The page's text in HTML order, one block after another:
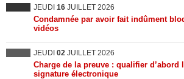
JEUDI 16 JUILLET 2026
Condamnée par avoir fait indûment
vidéos
JEUDI 02 JUILLET 2026
Charge de la preuve : qualifier d’abord
signature électronique